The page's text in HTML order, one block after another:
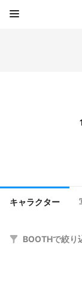
キャラクター
BOOTHで絞り